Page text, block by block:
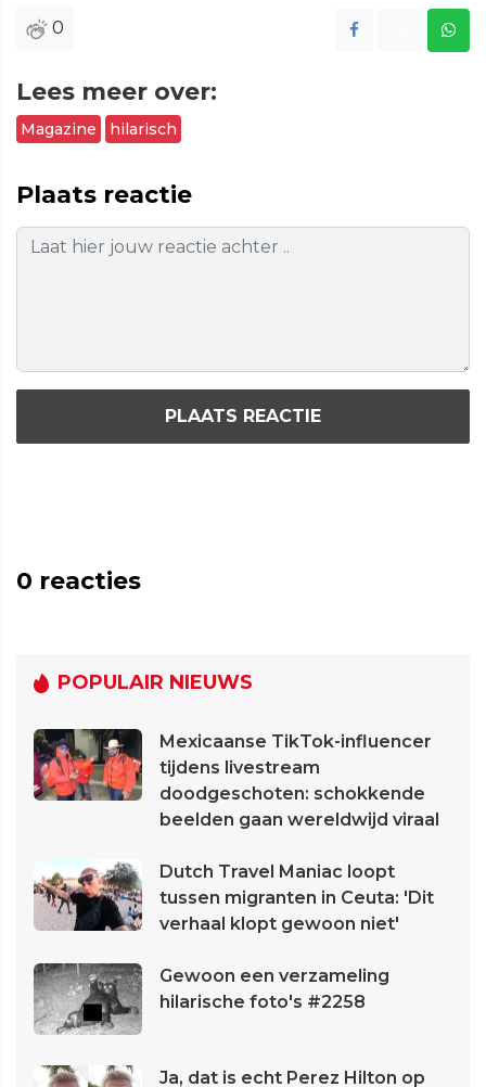
0
Lees meer over:
Magazine hilarisch
Plaats reactie
PLAATS REACTIE
0 reacties
POPULAIR NIEUWS
Mexicaanse TikTok-influencer
tijdens livestream
doodgeschoten: schokkende
beelden gaan wereldwijd viraal
Dutch Travel Maniac loopt
tussen migranten in Ceuta: 'Dit
verhaal klopt gewoon niet'
Gewoon een verzameling
hilarische foto's #2258
Ja, dat is echt Perez Hilton op